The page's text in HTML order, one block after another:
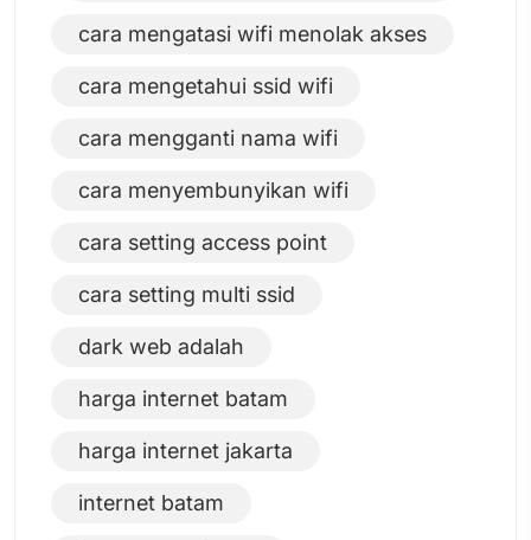
cara mengatasi wifi menolak akses
cara mengetahui ssid wifi
cara mengganti nama wifi
cara menyembunyikan wifi
cara setting access point
cara setting multi ssid
dark web adalah
harga internet batam
harga internet jakarta
internet batam